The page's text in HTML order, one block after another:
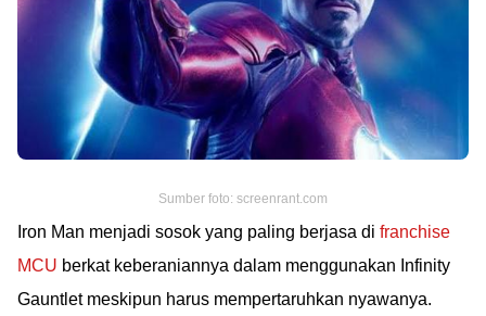
Sumber foto: screenrant.com
Iron Man menjadi sosok yang paling berjasa di franchise
MCU berkat keberaniannya dalam menggunakan Infinity
Gauntlet meskipun harus mempertaruhkan nyawanya.